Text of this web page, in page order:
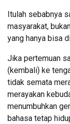
Itulah sebabnya
masyarakat,
yang hanya bisa
Jika pertemuan
(kembali) ke
tidak semata
merayakan
menumbuhkan
bahasa tetap